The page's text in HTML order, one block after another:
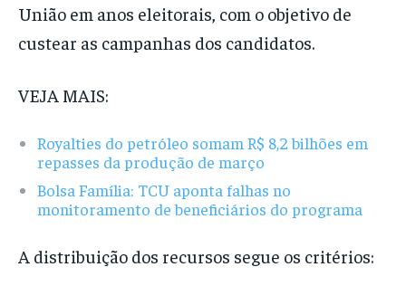
União em anos eleitorais, com o objetivo de
custear as campanhas dos candidatos.
VEJA MAIS:
Royalties do petróleo somam R$ 8,2 bilhões em
repasses da produção de março
Bolsa Família: TCU aponta falhas no
monitoramento de beneficiários do programa
A distribuição dos recursos segue os critérios: